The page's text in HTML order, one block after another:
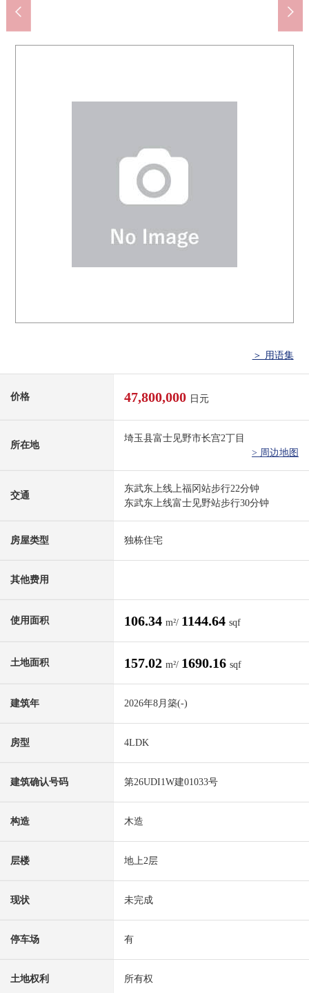
＞ 用语集
价格 47,800,000 日元
所在地
埼玉县富士见野市长宫2丁目
> 周边地图
交通
东武东上线上福冈站步行22分钟
东武东上线富士见野站步行30分钟
房屋类型 独栋住宅
其他费用
使用面积 106.34 m²/ 1144.64 sqf
土地面积 157.02 m²/ 1690.16 sqf
建筑年 2026年8月築(-)
房型 4LDK
建筑确认号码 第26UDI1W建01033号
构造 木造
层楼 地上2层
现状 未完成
停车场 有
土地权利 所有权